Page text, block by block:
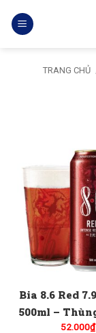
qua
TRANG CHỦ
Bia 8.6 Red
500ml –
52.000₫